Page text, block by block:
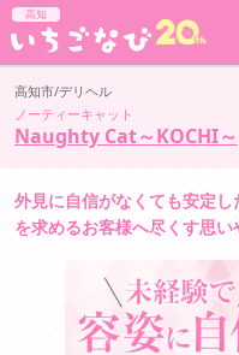
高知
高知市/デリヘル
ノーティーキャット
Naughty Cat～KOCHI～
外見に自信がなくても安定
を求めるお客様へ尽くす思い